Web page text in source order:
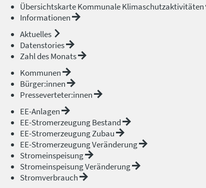
Übersichtskarte Kommunale Klimaschutzaktivitäten
Informationen
Aktuelles
Datenstories
Zahl des Monats
Kommunen
Bürger:innen
Presseverteter:innen
EE-Anlagen
EE-Stromerzeugung Bestand
EE-Stromerzeugung Zubau
EE-Stromerzeugung Veränderung
Stromeinspeisung
Stromeinspeisung Veränderung
Stromverbrauch